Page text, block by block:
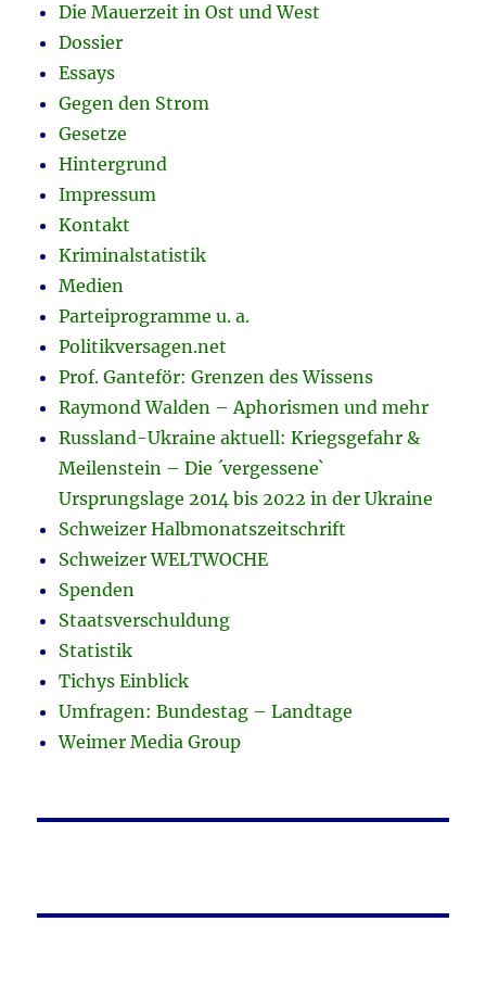
Die Mauerzeit in Ost und West
Dossier
Essays
Gegen den Strom
Gesetze
Hintergrund
Impressum
Kontakt
Kriminalstatistik
Medien
Parteiprogramme u. a.
Politikversagen.net
Prof. Ganteför: Grenzen des Wissens
Raymond Walden – Aphorismen und mehr
Russland-Ukraine aktuell: Kriegsgefahr &
Meilenstein – Die ´vergessene`
Ursprungslage 2014 bis 2022 in der Ukraine
Schweizer Halbmonatszeitschrift
Schweizer WELTWOCHE
Spenden
Staatsverschuldung
Statistik
Tichys Einblick
Umfragen: Bundestag – Landtage
Weimer Media Group